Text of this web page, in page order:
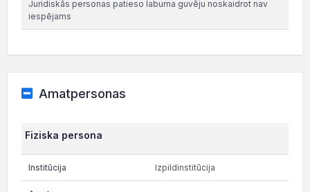
Juridiskās personas patieso labuma guvēju noskaidrot nav
iespējams
Amatpersonas
Fiziska persona
Izpildinstitūcija